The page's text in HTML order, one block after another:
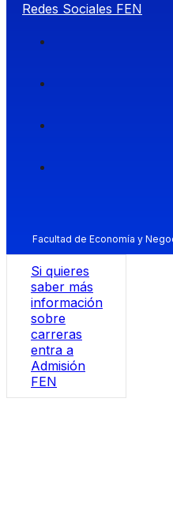
Redes Sociales FEN
Facultad de Economía y
Si quieres
saber más
información
sobre
carreras
entra a
Admisión
FEN